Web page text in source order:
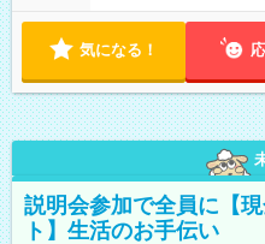
気になる！
説明会参加で全員に【
ト】生活のお手伝い